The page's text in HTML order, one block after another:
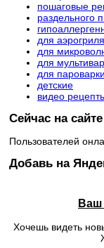
пошаговые
раздельного
для аэрогриля
для
для
для пароварки
детские
видео
Сейчас на сайте
Пользователей
Добавь на
Ваш
Хочешь видеть